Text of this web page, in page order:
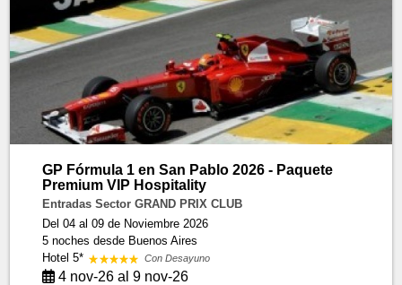
GP Fórmula 1 en San Pablo 2026 - Paquete
Premium VIP Hospitality
Entradas Sector GRAND PRIX CLUB
Del 04 al 09 de Noviembre 2026
5 nochesdesde Buenos Aires
Hotel 5*
Con Desayuno
4 nov-26 al 9 nov-26